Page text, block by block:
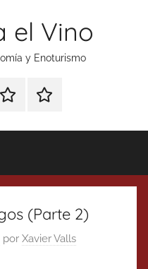
el Vino
y Enoturismo
RankingContacto
(Parte 2)
por Xavier Valls